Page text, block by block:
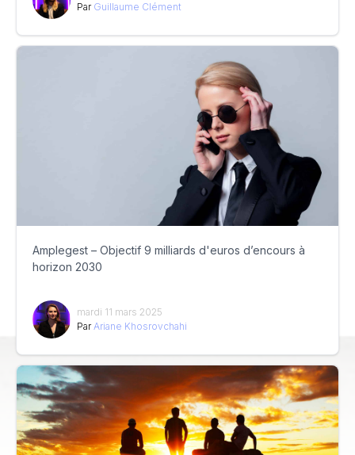
Par Guillaume Clément
Amplegest – Objectif 9 milliards d'euros d’encours à
horizon 2030
mardi 11 mars 2025
Par Ariane Khosrovchahi